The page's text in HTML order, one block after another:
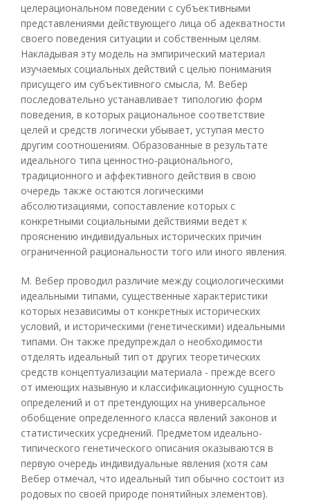
целерациональном поведении с субъективными
представлениями действующего лица об адекватности
своего поведения ситуации и собственным целям.
Накладывая эту модель на эмпирический материал
изучаемых социальных действий с целью понимания
присущего им субъективного смысла, М. Вебер
последовательно устанавливает типологию форм
поведения, в которых рациональное соответствие
целей и средств логически убывает, уступая место
другим соотношениям. Образованные в результате
идеального типа ценностно-рационального,
традиционного и аффективного действия в свою
очередь также остаются логическими
абсолютизациями, сопоставление которых с
конкретными социальными действиями ведет к
прояснению индивидуальных исторических причин
ограниченной рациональности того или иного явления.
М. Вебер проводил различие между социологическими
идеальными типами, существенные характеристики
которых независимы от конкретных исторических
условий, и историческими (генетическими) идеальными
типами. Он также предупреждал о необходимости
отделять идеальный тип от других теоретических
средств концептуализации материала - прежде всего
от имеющих назывную и классификационную сущность
определений и от претендующих на универсальное
обобщение определенного класса явлений законов и
статистических усреднений. Предметом идеально-
типического генетического описания оказываются в
первую очередь индивидуальные явления (хотя сам
Вебер отмечал, что идеальный тип обычно состоит из
родовых по своей природе понятийных элементов).